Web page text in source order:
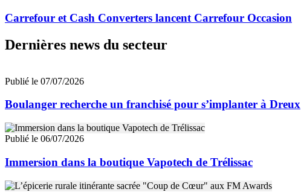
Carrefour et Cash Converters lancent Carrefour Occasion
Dernières news du secteur
Publié le 07/07/2026
Boulanger recherche un franchisé pour s’implanter à Dreux
Publié le 06/07/2026
Immersion dans la boutique Vapotech de Trélissac